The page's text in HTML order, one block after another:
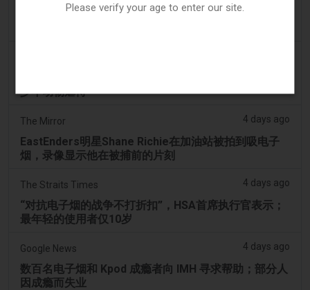
两名少年因涉嫌拍打天鹅并迫使其吸入电子烟烟雾而被
少年动物虐待
The Mirror 4 days ago
EastEnders明星Shane Richie在加油站被拍到吸电子
烟，录像显示他在被捕前的片刻
The Straits Times 4 days ago
“对抗电子烟的战争不打折扣”，HSA首席执行官表示；
最年轻的使用者仅10岁
Google News 4 days ago
数百名电子烟和 Kpod 成瘾者向 IMH 寻求帮助；部分人
因成瘾而失业
Please verify your age to enter our site.